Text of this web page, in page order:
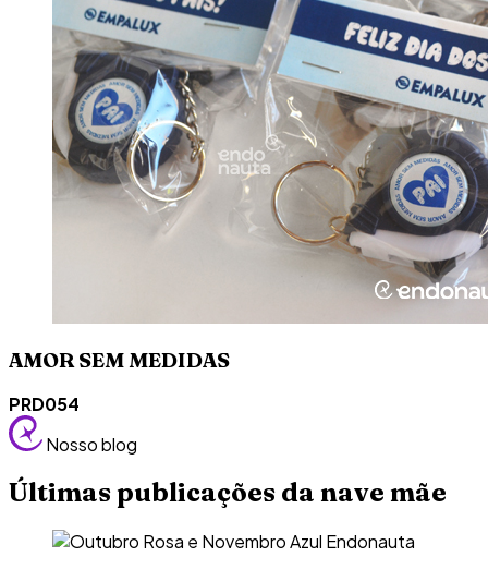
AMOR SEM MEDIDAS
PRD054
Nosso blog
Últimas publicações da nave mãe